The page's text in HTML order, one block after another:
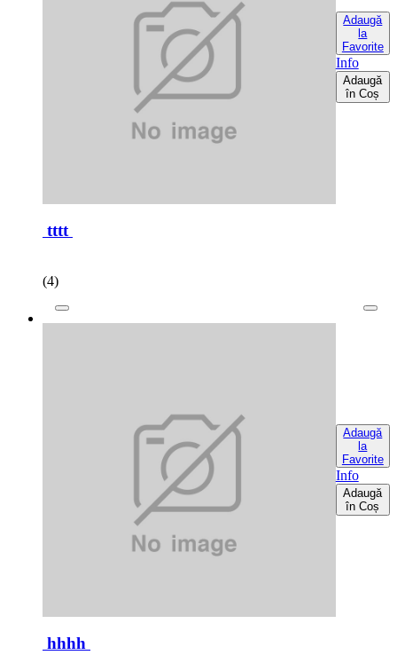
Adaugă
la
Favorite
Info
Adaugă
în Coș
tttt
(4)
Adaugă
la
Favorite
Info
Adaugă
în Coș
hhhh